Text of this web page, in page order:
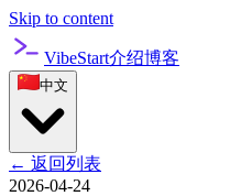
Skip to content
VibeStart介绍博客
中文
← 返回列表
2026-04-24